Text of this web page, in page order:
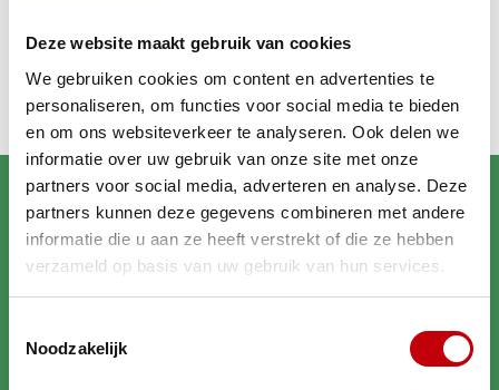
Deze website maakt gebruik van cookies
We gebruiken cookies om content en advertenties te
personaliseren, om functies voor social media te bieden
en om ons websiteverkeer te analyseren. Ook delen we
informatie over uw gebruik van onze site met onze
partners voor social media, adverteren en analyse. Deze
partners kunnen deze gegevens combineren met andere
informatie die u aan ze heeft verstrekt of die ze hebben
verzameld op basis van uw gebruik van hun services.
Noodzakelijk
Recent bekeken
topconditie